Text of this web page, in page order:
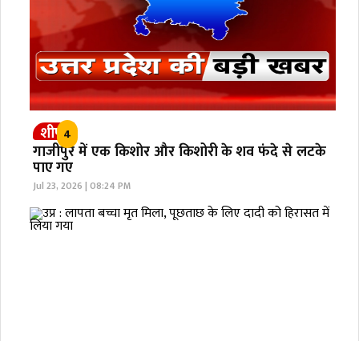
शीर्ष 4
गाजीपुर में एक किशोर और किशोरी के शव फंदे से लटके
पाए गए
Jul 23, 2026 | 08:24 PM